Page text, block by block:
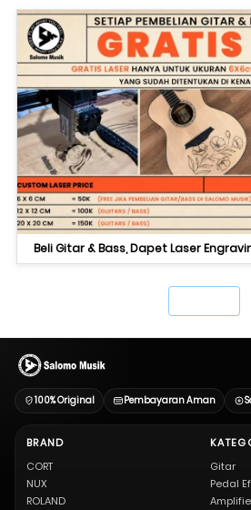
Beli Gitar & Bass, Dapet Laser
100% Original Pembayaran Aman
BRAND
CORT
NUX
ROLAND
Gitar
Pedal